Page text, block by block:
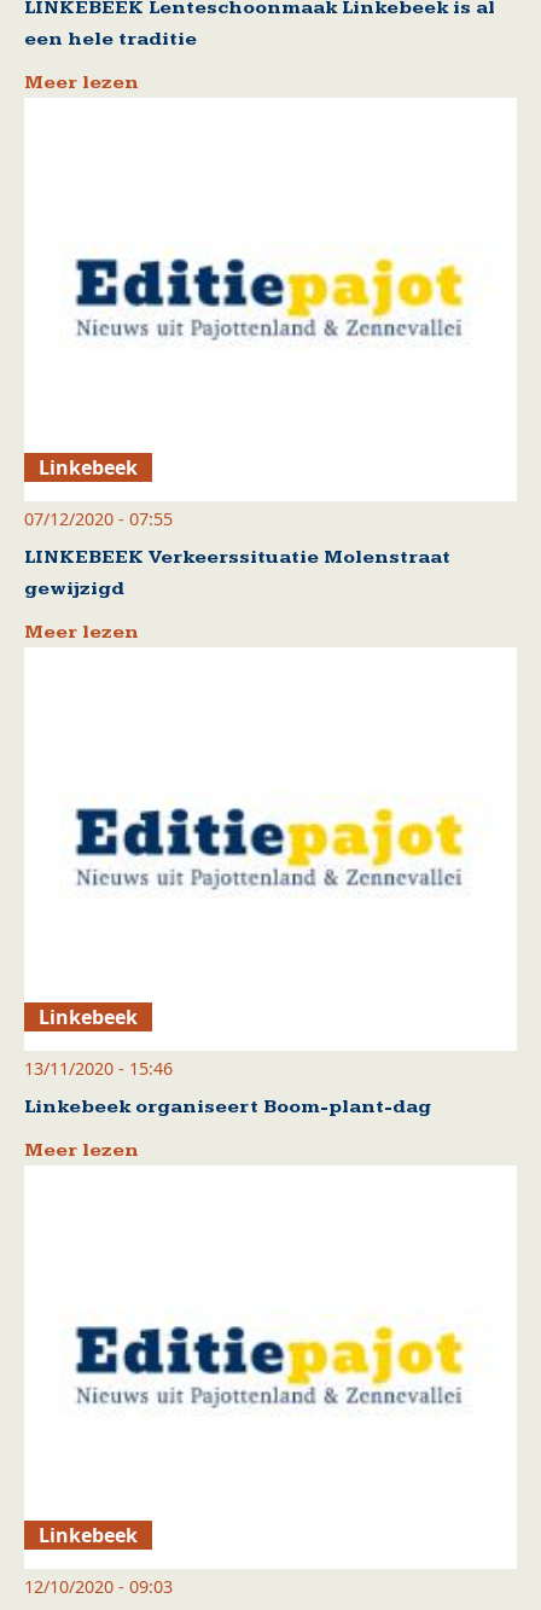
LINKEBEEK Lenteschoonmaak Linkebeek is al
een hele traditie
Meer lezen
Linkebeek
07/12/2020 - 07:55
LINKEBEEK Verkeerssituatie Molenstraat
gewijzigd
Meer lezen
Linkebeek
13/11/2020 - 15:46
Linkebeek organiseert Boom-plant-dag
Meer lezen
Linkebeek
12/10/2020 - 09:03